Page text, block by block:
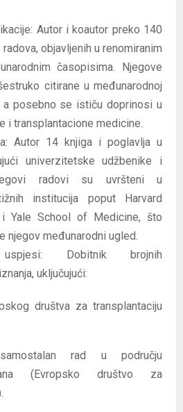
Autor i koautor preko 140
objavljenih u renomiranim
časopisima. Njegove
citirane u međunarodnoj
a posebno se ističu doprinosi u
i transplantacione medicine.
Autor 14 knjiga i poglavlja u
univerzitetske udžbenike i
radovi su uvršteni u
institucija poput Harvard
i Yale School of Medicine, što
njegov međunarodni ugled.
uspjesi: Dobitnik brojnih
uključujući:
društva za transplantaciju
rad u području
(Evropsko društvo za